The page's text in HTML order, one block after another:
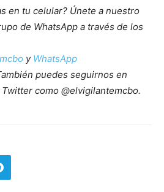
en tu celular? Únete a nuestro
de WhatsApp a través de los
y WhatsApp
puedes seguirnos en
como @elvigilantemcbo.